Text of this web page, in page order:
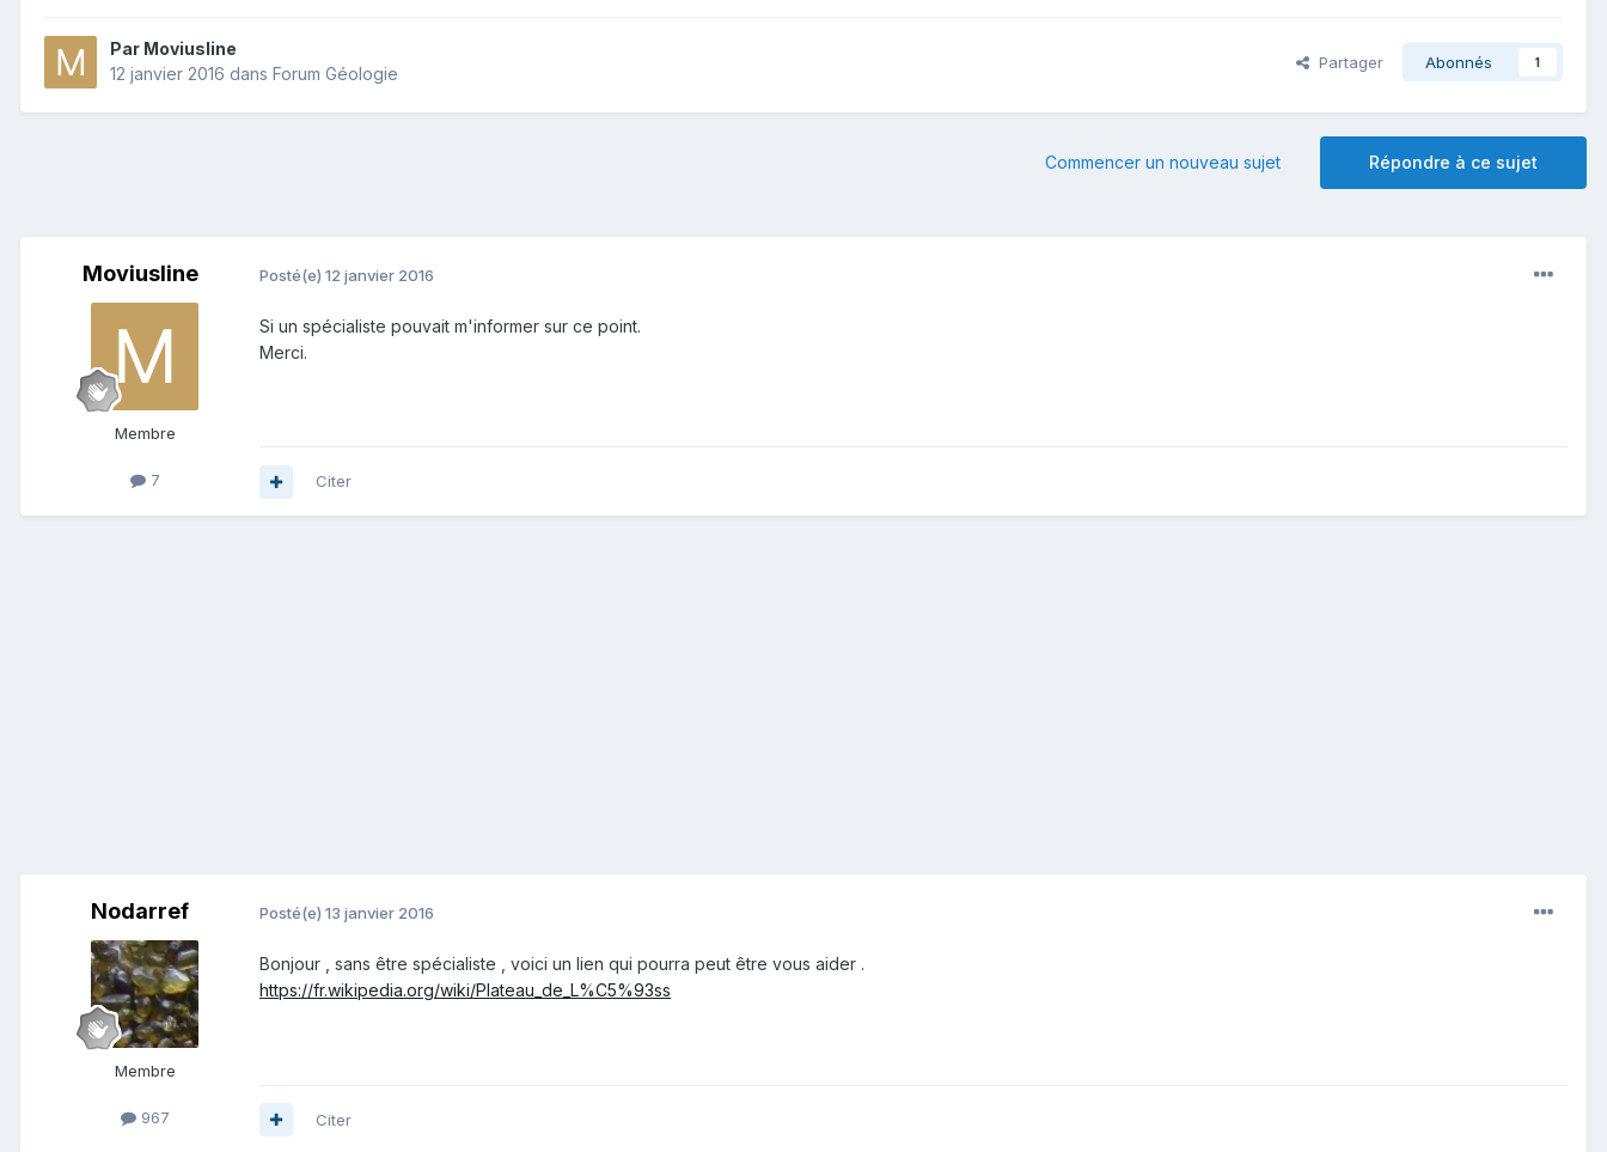
Par Moviusline
12 janvier 2016 dans Forum Géologie
Partager Abonnés 1
Répondre à ce sujet
Commencer un nouveau sujet
Moviusline
Membre
7
Posté(e) 12 janvier 2016
Si un spécialiste pouvait m'informer sur ce point.
Merci.
Citer
Nodarref
Membre
967
Posté(e) 13 janvier 2016
Bonjour , sans être spécialiste , voici un lien qui pourra peut être vous aider .
https://fr.wikipedia.org/wiki/Plateau_de_L%C5%93ss
Citer